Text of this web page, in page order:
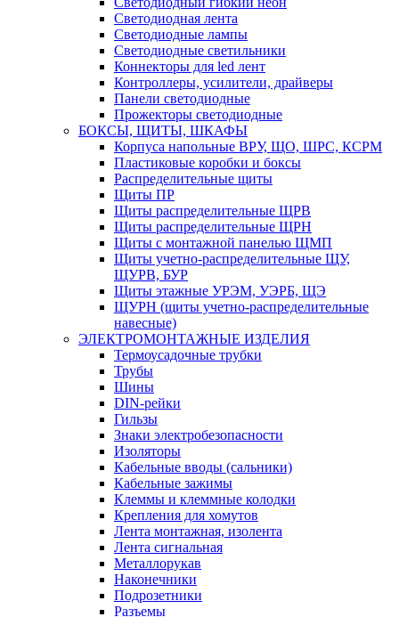
Светодиодная лента
Светодиодные лампы
Светодиодные светильники
Коннекторы для led лент
Контроллеры, усилители, драйверы
Панели светодиодные
Прожекторы светодиодные
БОКСЫ, ЩИТЫ, ШКАФЫ
Корпуса напольные ВРУ, ЩО, ШРС, КСРМ
Пластиковые коробки и боксы
Распределительные щиты
Щиты ПР
Щиты распределительные ЩРВ
Щиты распределительные ЩРН
Щиты с монтажной панелью ЩМП
Щиты учетно-распределительные ЩУ,
ЩУРВ, БУР
Щиты этажные УРЭМ, УЭРБ, ЩЭ
ЩУРН (щиты учетно-распределительные
навесные)
ЭЛЕКТРОМОНТАЖНЫЕ ИЗДЕЛИЯ
Термоусадочные трубки
Трубы
Шины
DIN-рейки
Гильзы
Знаки электробезопасности
Изоляторы
Кабельные вводы (сальники)
Кабельные зажимы
Клеммы и клеммные колодки
Крепления для хомутов
Лента монтажная, изолента
Лента сигнальная
Металлорукав
Наконечники
Подрозетники
Разъемы